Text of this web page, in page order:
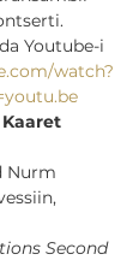
Youtube-i
watch?
Nurm
Second